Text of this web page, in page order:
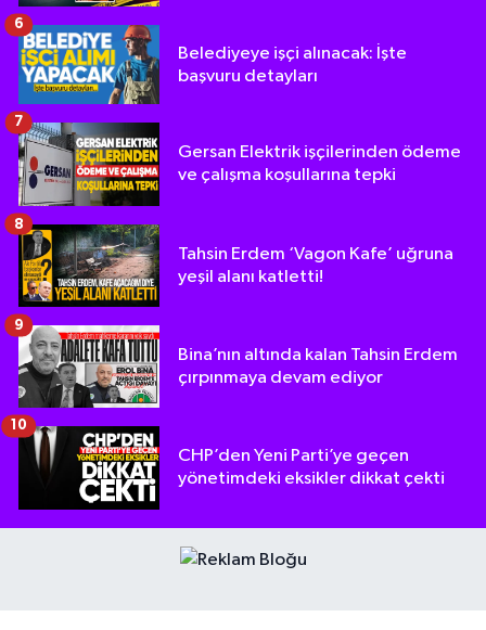
Belediyeye işçi alınacak: İşte
başvuru detayları
6
Gersan Elektrik işçilerinden ödeme
ve çalışma koşullarına tepki
7
Tahsin Erdem ‘Vagon Kafe’ uğruna
yeşil alanı katletti!
8
Bina’nın altında kalan Tahsin Erdem
çırpınmaya devam ediyor
9
CHP’den Yeni Parti’ye geçen
yönetimdeki eksikler dikkat çekti
10